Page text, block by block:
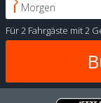
Morgen
Für2 Fahrgäste mit2